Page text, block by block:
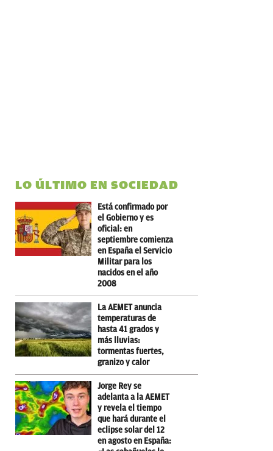
LO ÚLTIMO EN SOCIEDAD
Está confirmado por
el Gobierno y es
oficial: en
septiembre comienza
en España el Servicio
Militar para los
nacidos en el año
2008
La AEMET anuncia
temperaturas de
hasta 41 grados y
más lluvias:
tormentas fuertes,
granizo y calor
Jorge Rey se
adelanta a la AEMET
y revela el tiempo
que hará durante el
eclipse solar del 12
en agosto en España: